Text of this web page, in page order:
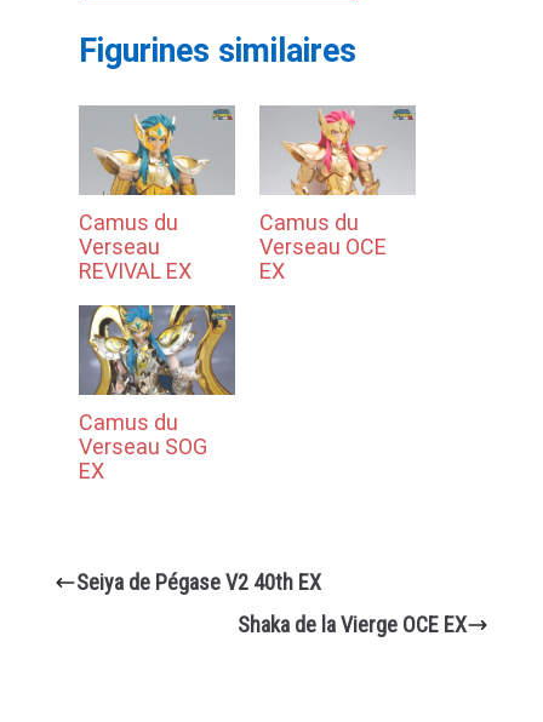
Figurines similaires
Camus du
Verseau
REVIVAL EX
Camus du
Verseau OCE
EX
Camus du
Verseau SOG
EX
Seiya de Pégase V2 40th EX
Shaka de la Vierge OCE EX